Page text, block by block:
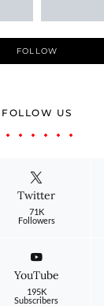
FOLLOW
FOLLOW US
Twitter
71K
Followers
YouTube
195K
Subscribers